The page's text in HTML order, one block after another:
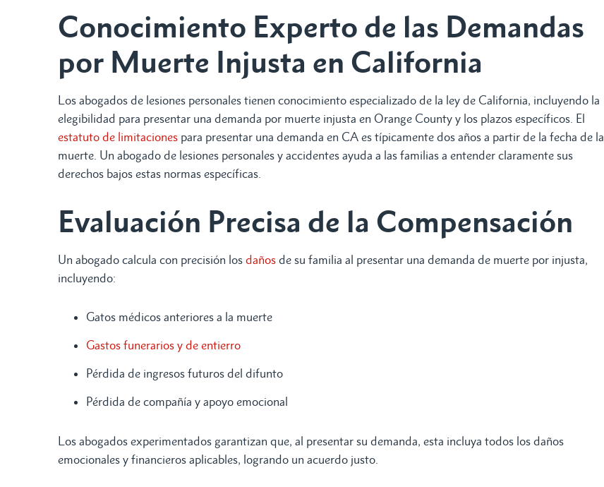
Conocimiento Experto de las Demandas
por Muerte Injusta en California
Los abogados de lesiones personales tienen conocimiento especializado de la ley de California, incluyendo la
elegibilidad para presentar una demanda por muerte injusta en Orange County y los plazos específicos. El
estatuto de limitaciones para presentar una demanda en CA es típicamente dos años a partir de la fecha de la
muerte. Un abogado de lesiones personales y accidentes ayuda a las familias a entender claramente sus
derechos bajos estas normas específicas.
Evaluación Precisa de la Compensación
Un abogado calcula con precisión los daños de su familia al presentar una demanda de muerte por injusta,
incluyendo:
Gatos médicos anteriores a la muerte
Gastos funerarios y de entierro
Pérdida de ingresos futuros del difunto
Pérdida de compañía y apoyo emocional
Los abogados experimentados garantizan que, al presentar su demanda, esta incluya todos los daños
emocionales y financieros aplicables, logrando un acuerdo justo.